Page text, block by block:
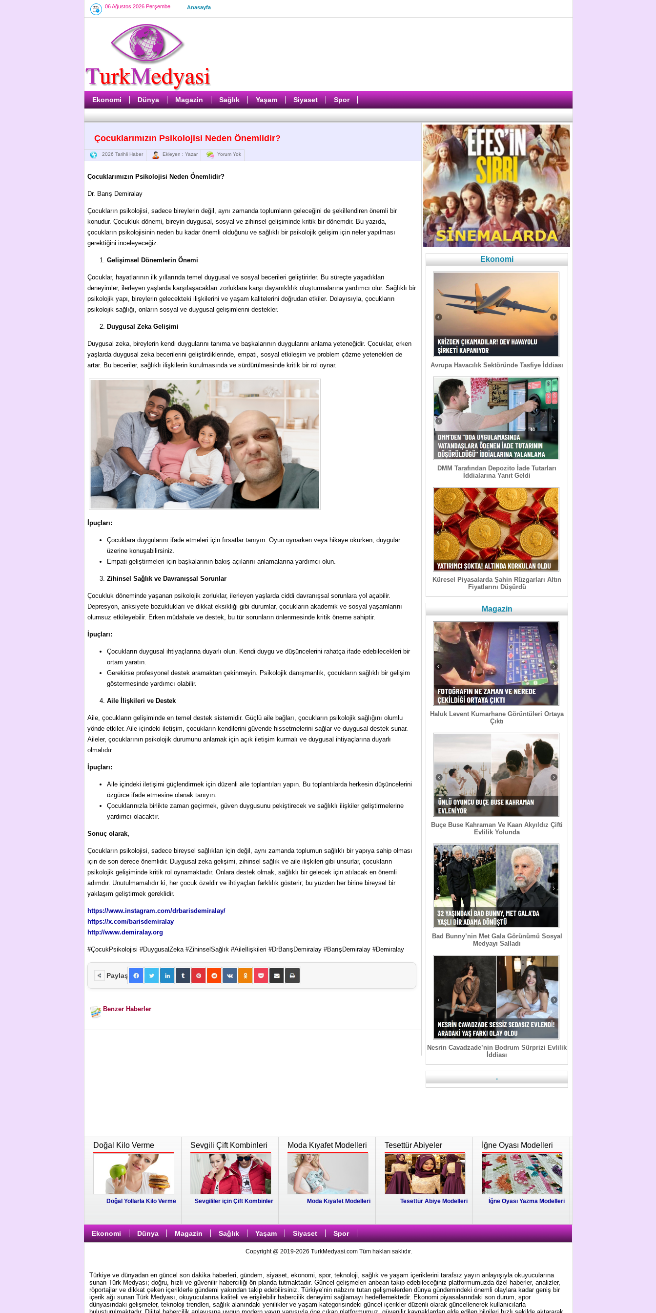
06 Ağustos 2026 Perşembe Anasayfa
Ekonomi Dünya Magazin Sağlık Yaşam Siyaset Spor
Çocuklarımızın Psikolojisi Neden Önemlidir?
2026 Tarihli Haber Ekleyen : Yazar Yorum Yok
Çocuklarımızın Psikolojisi Neden Önemlidir?
Dr. Barış Demiralay
Çocukların psikolojisi, sadece bireylerin değil, aynı zamanda toplumların geleceğini de şekillendiren önemli bir
konudur. Çocukluk dönemi, bireyin duygusal, sosyal ve zihinsel gelişiminde kritik bir dönemdir. Bu yazıda,
çocukların psikolojisinin neden bu kadar önemli olduğunu ve sağlıklı bir psikolojik gelişim için neler yapılması
gerektiğini inceleyeceğiz.
Gelişimsel Dönemlerin Önemi
Çocuklar, hayatlarının ilk yıllarında temel duygusal ve sosyal becerileri geliştirirler. Bu süreçte yaşadıkları
deneyimler, ilerleyen yaşlarda karşılaşacakları zorluklara karşı dayanıklılık oluşturmalarına yardımcı olur. Sağlıklı bir
psikolojik yapı, bireylerin gelecekteki ilişkilerini ve yaşam kalitelerini doğrudan etkiler. Dolayısıyla, çocukların
psikolojik sağlığı, onların sosyal ve duygusal gelişimlerini destekler.
Duygusal Zeka Gelişimi
Duygusal zeka, bireylerin kendi duygularını tanıma ve başkalarının duygularını anlama yeteneğidir. Çocuklar, erken
yaşlarda duygusal zeka becerilerini geliştirdiklerinde, empati, sosyal etkileşim ve problem çözme yetenekleri de
artar. Bu beceriler, sağlıklı ilişkilerin kurulmasında ve sürdürülmesinde kritik bir rol oynar.
İpuçları:
Çocuklara duygularını ifade etmeleri için fırsatlar tanıyın. Oyun oynarken veya hikaye okurken, duygular
üzerine konuşabilirsiniz.
Empati geliştirmeleri için başkalarının bakış açılarını anlamalarına yardımcı olun.
Zihinsel Sağlık ve Davranışsal Sorunlar
Çocukluk döneminde yaşanan psikolojik zorluklar, ilerleyen yaşlarda ciddi davranışsal sorunlara yol açabilir.
Depresyon, anksiyete bozuklukları ve dikkat eksikliği gibi durumlar, çocukların akademik ve sosyal yaşamlarını
olumsuz etkileyebilir. Erken müdahale ve destek, bu tür sorunların önlenmesinde kritik öneme sahiptir.
İpuçları:
Çocukların duygusal ihtiyaçlarına duyarlı olun. Kendi duygu ve düşüncelerini rahatça ifade edebilecekleri bir
ortam yaratın.
Gerekirse profesyonel destek aramaktan çekinmeyin. Psikolojik danışmanlık, çocukların sağlıklı bir gelişim
göstermesinde yardımcı olabilir.
Aile İlişkileri ve Destek
Aile, çocukların gelişiminde en temel destek sistemidir. Güçlü aile bağları, çocukların psikolojik sağlığını olumlu
yönde etkiler. Aile içindeki iletişim, çocukların kendilerini güvende hissetmelerini sağlar ve duygusal destek sunar.
Aileler, çocuklarının psikolojik durumunu anlamak için açık iletişim kurmalı ve duygusal ihtiyaçlarına duyarlı
olmalıdır.
İpuçları:
Aile içindeki iletişimi güçlendirmek için düzenli aile toplantıları yapın. Bu toplantılarda herkesin düşüncelerini
özgürce ifade etmesine olanak tanıyın.
Çocuklarınızla birlikte zaman geçirmek, güven duygusunu pekiştirecek ve sağlıklı ilişkiler geliştirmelerine
yardımcı olacaktır.
Sonuç olarak,
Çocukların psikolojisi, sadece bireysel sağlıkları için değil, aynı zamanda toplumun sağlıklı bir yapıya sahip olması
için de son derece önemlidir. Duygusal zeka gelişimi, zihinsel sağlık ve aile ilişkileri gibi unsurlar, çocukların
psikolojik gelişiminde kritik rol oynamaktadır. Onlara destek olmak, sağlıklı bir gelecek için atılacak en önemli
adımdır. Unutulmamalıdır ki, her çocuk özeldir ve ihtiyaçları farklılık gösterir; bu yüzden her birine bireysel bir
yaklaşım geliştirmek gereklidir.
https://www.instagram.com/drbarisdemiralay/
https://x.com/barisdemiralay
http://www.demiralay.org
#ÇocukPsikolojisi #DuygusalZeka #ZihinselSağlık #Aileİlişkileri #DrBarışDemiralay #BarışDemiralay #Demiralay
Paylaş
Benzer Haberler
Ekonomi
Avrupa Havacılık Sektöründe Tasfiye İddiası
DMM Tarafından Depozito İade Tutarları
İddialarına Yanıt Geldi
Küresel Piyasalarda Şahin Rüzgarları Altın
Fiyatlarını Düşürdü
Magazin
Haluk Levent Kumarhane Görüntüleri Ortaya
Çıktı
Buçe Buse Kahraman Ve Kaan Akyıldız Çifti
Evlilik Yolunda
Bad Bunny’nin Met Gala Görünümü Sosyal
Medyayı Salladı
Nesrin Cavadzade’nin Bodrum Sürprizi Evlilik
İddiası
.
Doğal Kilo Verme
Doğal Yollarla Kilo Verme
Sevgili Çift Kombinleri
Sevgililer için Çift Kombinler
Moda Kıyafet Modelleri
Moda Kıyafet Modelleri
Tesettür Abiyeler
Tesettür Abiye Modelleri
İğne Oyası Modelleri
İğne Oyası Yazma Modelleri
Ekonomi Dünya Magazin Sağlık Yaşam Siyaset Spor
Copyright @ 2019-2026 TurkMedyasi.com Tüm hakları saklıdır.
Türkiye ve dünyadan en güncel son dakika haberleri, gündem, siyaset, ekonomi, spor, teknoloji, sağlık ve yaşam içeriklerini tarafsız yayın anlayışıyla okuyucularına
sunan Türk Medyası; doğru, hızlı ve güvenilir haberciliği ön planda tutmaktadır. Güncel gelişmeleri anbean takip edebileceğiniz platformumuzda özel haberler, analizler,
röportajlar ve dikkat çeken içeriklerle gündemi yakından takip edebilirsiniz. Türkiye’nin nabzını tutan gelişmelerden dünya gündemindeki önemli olaylara kadar geniş bir
içerik ağı sunan Türk Medyası, okuyucularına kaliteli ve erişilebilir habercilik deneyimi sağlamayı hedeflemektedir. Ekonomi piyasalarındaki son durum, spor
dünyasındaki gelişmeler, teknoloji trendleri, sağlık alanındaki yenilikler ve yaşam kategorisindeki güncel içerikler düzenli olarak güncellenerek kullanıcılarla